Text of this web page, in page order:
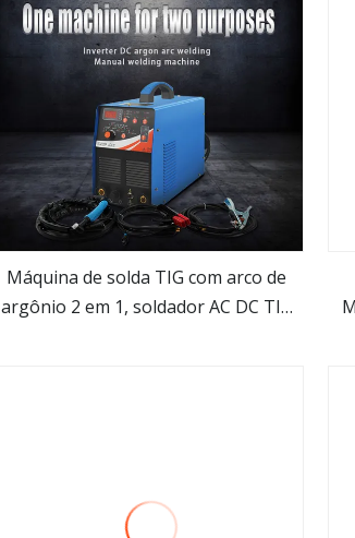
Veja mais
Máquina de solda TIG com arco de
argônio 2 em 1, soldador AC DC TIG